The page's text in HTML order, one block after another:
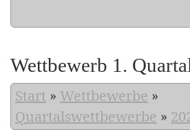
Wettbewerb 1.
Start » Wettbewerbe »
Quartalswettbewerbe »